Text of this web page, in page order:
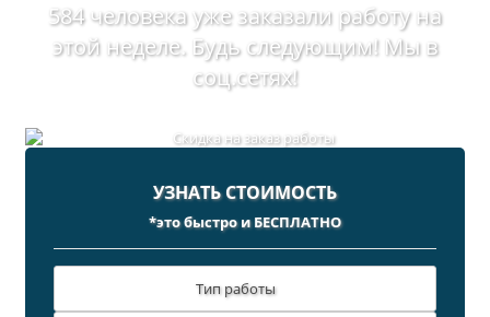
584 человека уже заказали работу на
этой неделе. Будь следующим! Мы в
соц.сетях!
УЗНАТЬ СТОИМОСТЬ
*это быстро и БЕСПЛАТНО
Тип работы